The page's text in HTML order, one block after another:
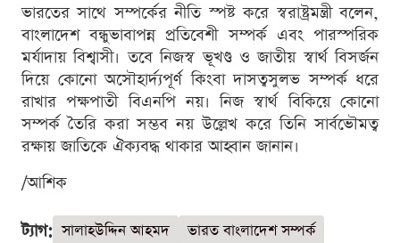
ভারতের সাথে সম্পর্কের নীতি স্পষ্ট করে স্বরাষ্ট্রমন্ত্রী বলেন,
বাংলাদেশ বন্ধুভাবাপন্ন প্রতিবেশী সম্পর্ক এবং পারস্পরিক
মর্যাদায় বিশ্বাসী। তবে নিজস্ব ভূখণ্ড ও জাতীয় স্বার্থ বিসর্জন
দিয়ে কোনো অসৌহার্দ্যপূর্ণ কিংবা দাসত্বসুলভ সম্পর্ক ধরে
রাখার পক্ষপাতী বিএনপি নয়। নিজ স্বার্থ বিকিয়ে কোনো
সম্পর্ক তৈরি করা সম্ভব নয় উল্লেখ করে তিনি সার্বভৌমত্ব
রক্ষায় জাতিকে ঐক্যবদ্ধ থাকার আহ্বান জানান।
/আশিক
ট্যাগ: সালাহউদ্দিন আহমদ
ভারত বাংলাদেশ সম্পর্ক